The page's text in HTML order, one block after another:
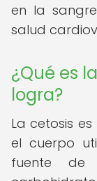
en la
salud
¿Qué es
logra?
La cetosis
el cuerpo
fuente